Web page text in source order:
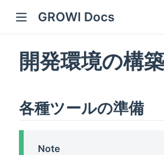
GROWI Docs
開発環境の構築
各種ツールの準備
Note